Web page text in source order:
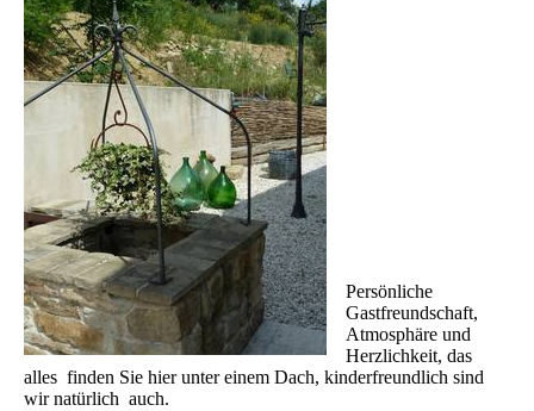
Persönliche
Gastfreundschaft,
Atmosphäre und
Herzlichkeit, das
alles finden Sie hier unter einem Dach, kinderfreundlich sind
wir natürlich auch.